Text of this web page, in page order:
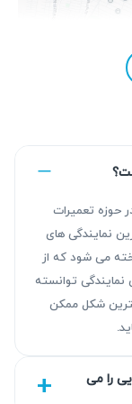
در
امرسان، آریابهکار
عیب‌یابی دقیق و
تعمیر استاندارد همراه با گارانتی کتبی ۹۰ روزه تا ۴۵۰ روزه،
۳۰ سال فعالیت در حوزه تعمیرات
نمایندگی های
می شود که از
نمایندگی توانسته
شکل ممکن
را می